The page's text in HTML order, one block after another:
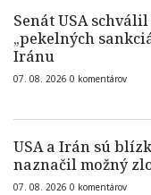
Senát USA
„pekelných
Iránu
07. 08. 2026 0 komentárov
USA a Irán sú
naznačil možný
07. 08. 2026 0 komentárov